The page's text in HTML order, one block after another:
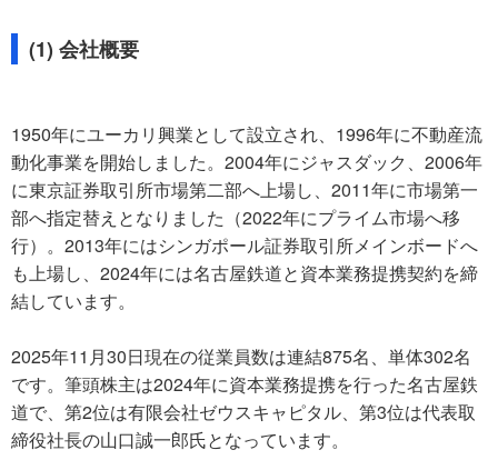
(1) 会社概要
1950年にユーカリ興業として設立され、1996年に不動産流
動化事業を開始しました。2004年にジャスダック、2006年
に東京証券取引所市場第二部へ上場し、2011年に市場第一
部へ指定替えとなりました（2022年にプライム市場へ移
行）。2013年にはシンガポール証券取引所メインボードへ
も上場し、2024年には名古屋鉄道と資本業務提携契約を締
結しています。
2025年11月30日現在の従業員数は連結875名、単体302名
です。筆頭株主は2024年に資本業務提携を行った名古屋鉄
道で、第2位は有限会社ゼウスキャピタル、第3位は代表取
締役社長の山口誠一郎氏となっています。